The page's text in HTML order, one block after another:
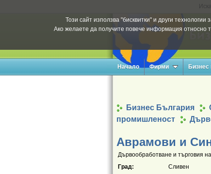
Този сайт използва "бисквитки" и други
Ако желаете да получите повече информация относно
Начало Фирми Бизнес
Бизнес България
промишленост
Аврамови и
Дървообработване и търговия
Град:
Сливен